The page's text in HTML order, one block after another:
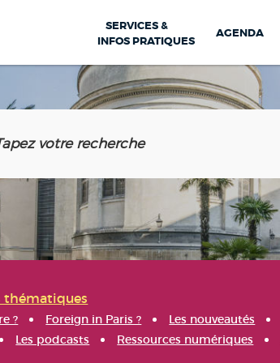
SERVICES &
INFOS PRATIQUES
AGENDA
thématiques
? Foreign in Paris ? Les nouveautés
Les podcasts Ressources numériques